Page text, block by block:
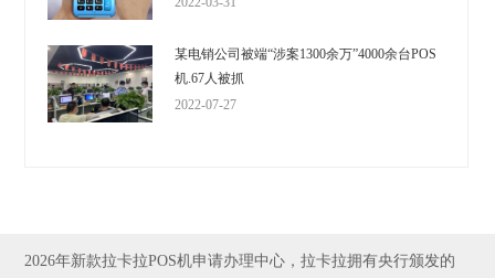
某电销公司被端“涉案1300余万”4000余台POS
机.67人被抓
2022-07-27
2026年新款拉卡拉POS机申请办理中心，拉卡拉拥有央行颁发的